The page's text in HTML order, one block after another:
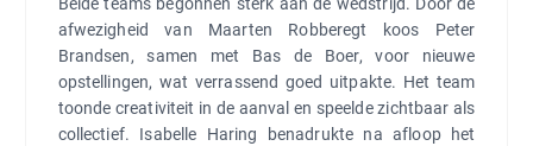
afwezigheid van Maarten Robberegt koos Peter
Brandsen, samen met Bas de Boer, voor nieuwe
opstellingen, wat verrassend goed uitpakte. Het team
toonde creativiteit in de aanval en speelde zichtbaar als
collectief. Isabelle Haring benadrukte na afloop het